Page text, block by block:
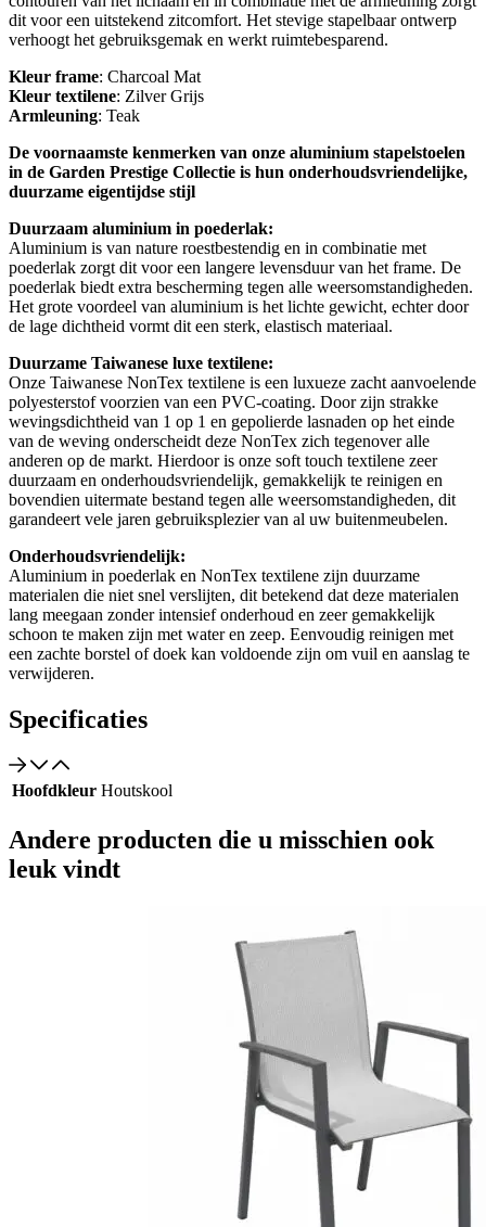
dit voor een uitstekend zitcomfort. Het stevige stapelbaar ontwerp
verhoogt het gebruiksgemak en werkt ruimtebesparend.
Kleur frame: Charcoal Mat
Kleur textilene: Zilver Grijs
Armleuning: Teak
De voornaamste kenmerken van onze aluminium stapelstoelen
in de Garden Prestige Collectie is hun onderhoudsvriendelijke,
duurzame eigentijdse stijl
Duurzaam aluminium in poederlak:
Aluminium is van nature roestbestendig en in combinatie met
poederlak zorgt dit voor een langere levensduur van het frame. De
poederlak biedt extra bescherming tegen alle weersomstandigheden.
Het grote voordeel van aluminium is het lichte gewicht, echter door
de lage dichtheid vormt dit een sterk, elastisch materiaal.
Duurzame Taiwanese luxe textilene:
Onze Taiwanese NonTex textilene is een luxueze zacht aanvoelende
polyesterstof voorzien van een PVC-coating. Door zijn strakke
wevingsdichtheid van 1 op 1 en gepolierde lasnaden op het einde
van de weving onderscheidt deze NonTex zich tegenover alle
anderen op de markt. Hierdoor is onze soft touch textilene zeer
duurzaam en onderhoudsvriendelijk, gemakkelijk te reinigen en
bovendien uitermate bestand tegen alle weersomstandigheden, dit
garandeert vele jaren gebruiksplezier van al uw buitenmeubelen.
Onderhoudsvriendelijk:
Aluminium in poederlak en NonTex textilene zijn duurzame
materialen die niet snel verslijten, dit betekend dat deze materialen
lang meegaan zonder intensief onderhoud en zeer gemakkelijk
schoon te maken zijn met water en zeep. Eenvoudig reinigen met
een zachte borstel of doek kan voldoende zijn om vuil en aanslag te
verwijderen.
Specificaties
Hoofdkleur Houtskool
Andere producten die u misschien ook
leuk vindt